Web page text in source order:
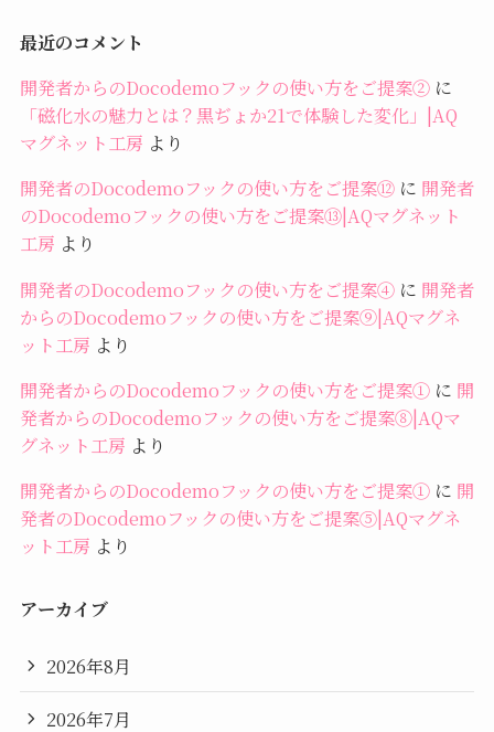
最近のコメント
開発者からのDocodemoフックの使い方をご提案②に
「磁化水の魅力とは？黒ぢょか21で体験した変化」|AQ
マグネット工房 より
開発者のDocodemoフックの使い方をご提案⑫に 開発者
のDocodemoフックの使い方をご提案⑬|AQマグネット
工房 より
開発者のDocodemoフックの使い方をご提案④に 開発者
からのDocodemoフックの使い方をご提案⑨|AQマグネ
ット工房 より
開発者からのDocodemoフックの使い方をご提案①に 開
発者からのDocodemoフックの使い方をご提案⑧|AQマ
グネット工房 より
開発者からのDocodemoフックの使い方をご提案①に 開
発者のDocodemoフックの使い方をご提案⑤|AQマグネ
ット工房 より
アーカイブ
2026年8月
2026年7月